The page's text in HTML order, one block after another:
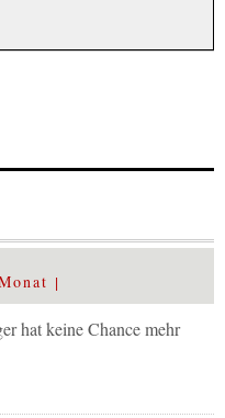
hat keine Chance mehr